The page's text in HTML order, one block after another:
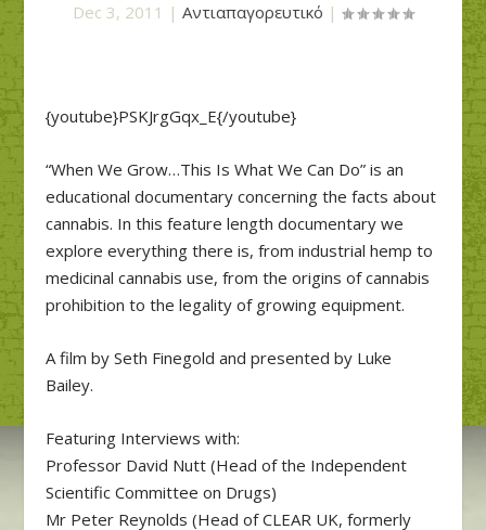
Dec 3, 2011 | Αντιαπαγορευτικό |
{youtube}PSKJrgGqx_E{/youtube}
“When We Grow…This Is What We Can Do” is an
educational documentary concerning the facts about
cannabis. In this feature length documentary we
explore everything there is, from industrial hemp to
medicinal cannabis use, from the origins of cannabis
prohibition to the legality of growing equipment.
A film by Seth Finegold and presented by Luke
Bailey.
Featuring Interviews with:
Professor David Nutt (Head of the Independent
Scientific Committee on Drugs)
Mr Peter Reynolds (Head of CLEAR UK, formerly